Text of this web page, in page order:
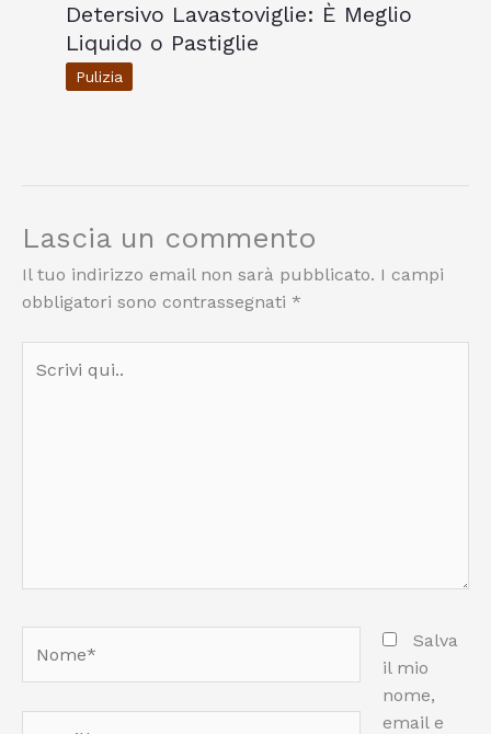
Detersivo Lavastoviglie: È Meglio
Liquido o Pastiglie
Pulizia
Lascia un commento
Il tuo indirizzo email non sarà pubblicato. I campi
obbligatori sono contrassegnati *
qui..
Salva
il mio
nome,
email e